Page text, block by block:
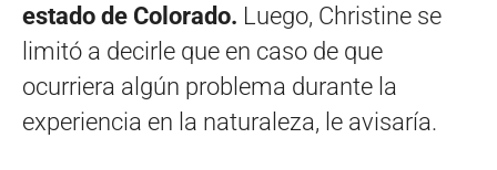
estado de Colorado. Luego, Christine se
limitó a decirle que en caso de que
ocurriera algún problema durante la
experiencia en la naturaleza, le avisaría.